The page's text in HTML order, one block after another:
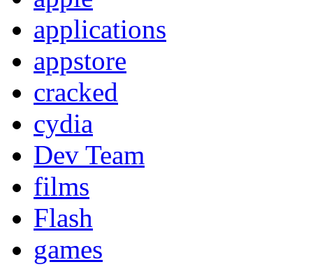
applications
appstore
cracked
cydia
Dev Team
films
Flash
games